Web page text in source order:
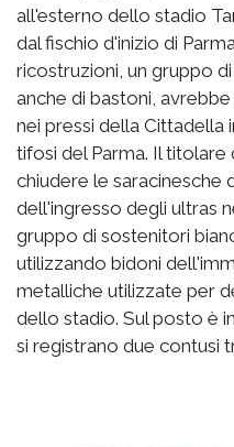
all'esterno dello stadio
dal fischio d'inizio di
ricostruzioni, un gruppo
anche di bastoni,
nei pressi della Cittadella
tifosi del Parma. Il
chiudere le saracinesche
dell'ingresso degli ultras
gruppo di sostenitori
utilizzando bidoni
metalliche utilizzate per
dello stadio. Sul posto è
si registrano due contusi